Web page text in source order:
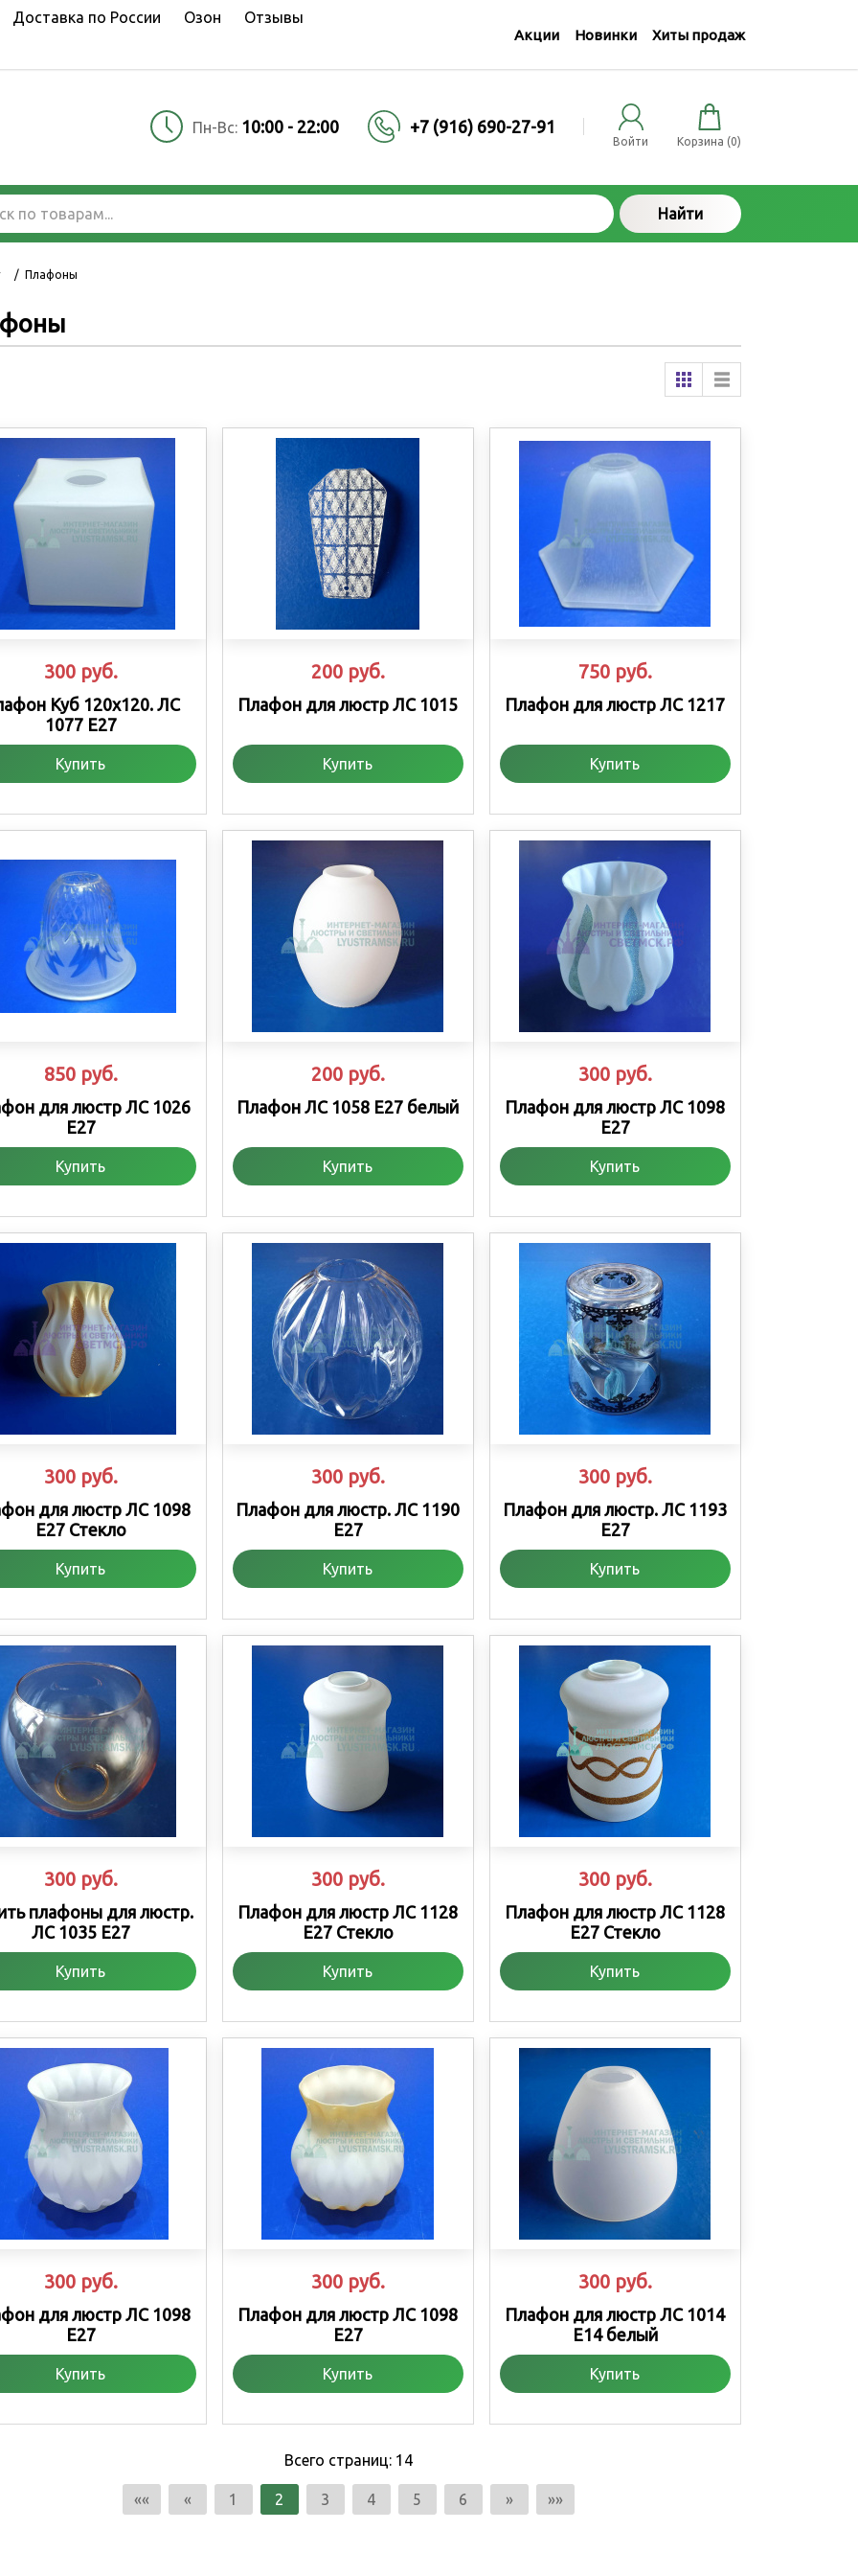
Доставка по России Озон Отзывы
Акции Новинки Хиты продаж
Пн-Вс: 10:00 - 22:00 +7 (916) 690-27-91
Войти Корзина (0)
Найти
/ Плафоны
300 руб.
Куб 120х120. ЛС
1077 Е27
Купить
200 руб.
Плафон для люстр ЛС 1015
Купить
750 руб.
Плафон для люстр ЛС 1217
Купить
850 руб.
для люстр ЛС 1026
Е27
Купить
200 руб.
Плафон ЛС 1058 Е27 белый
Купить
300 руб.
Плафон для люстр ЛС 1098
Е27
Купить
300 руб.
для люстр ЛС 1098
Е27 Стекло
Купить
300 руб.
Плафон для люстр. ЛС 1190
Е27
Купить
300 руб.
Плафон для люстр. ЛС 1193
Е27
Купить
300 руб.
плафоны для люстр.
ЛС 1035 Е27
Купить
300 руб.
Плафон для люстр ЛС 1128
Е27 Стекло
Купить
300 руб.
Плафон для люстр ЛС 1128
Е27 Стекло
Купить
300 руб.
для люстр ЛС 1098
Е27
Купить
300 руб.
Плафон для люстр ЛС 1098
Е27
Купить
300 руб.
Плафон для люстр ЛС 1014
Е14 белый
Купить
Всего страниц: 14
«« « 1 2 3 4 5 6 » »»